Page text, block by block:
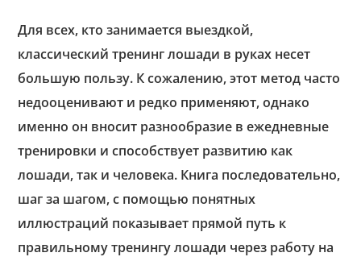
Для всех, кто занимается выездкой,
классический тренинг лошади в руках несет
большую пользу. К сожалению, этот метод часто
недооценивают и редко применяют, однако
именно он вносит разнообразие в ежедневные
тренировки и способствует развитию как
лошади, так и человека. Книга последовательно,
шаг за шагом, с помощью понятных
иллюстраций показывает прямой путь к
правильному тренингу лошади через работу на